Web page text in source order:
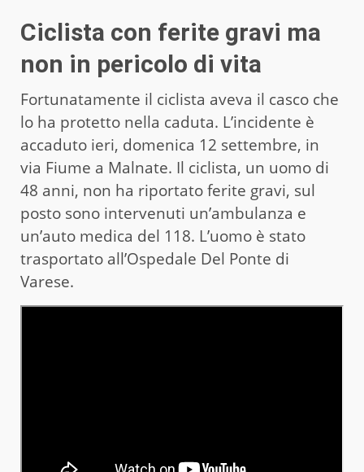
Ciclista con ferite gravi ma
non in pericolo di vita
Fortunatamente il ciclista aveva il casco che
lo ha protetto nella caduta. L’incidente è
accaduto ieri, domenica 12 settembre, in
via Fiume a Malnate. Il ciclista, un uomo di
48 anni, non ha riportato ferite gravi, sul
posto sono intervenuti un’ambulanza e
un’auto medica del 118. L’uomo è stato
trasportato all’Ospedale Del Ponte di
Varese.